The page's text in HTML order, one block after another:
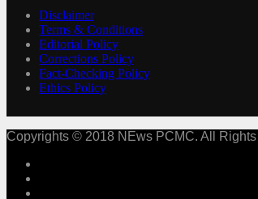
Disclaimer
Terms & Conditions
Editorial Policy
Corrections Policy
Fact-Checking Policy
Ethics Policy
Copyrights © 2018 NEws PCMC. All